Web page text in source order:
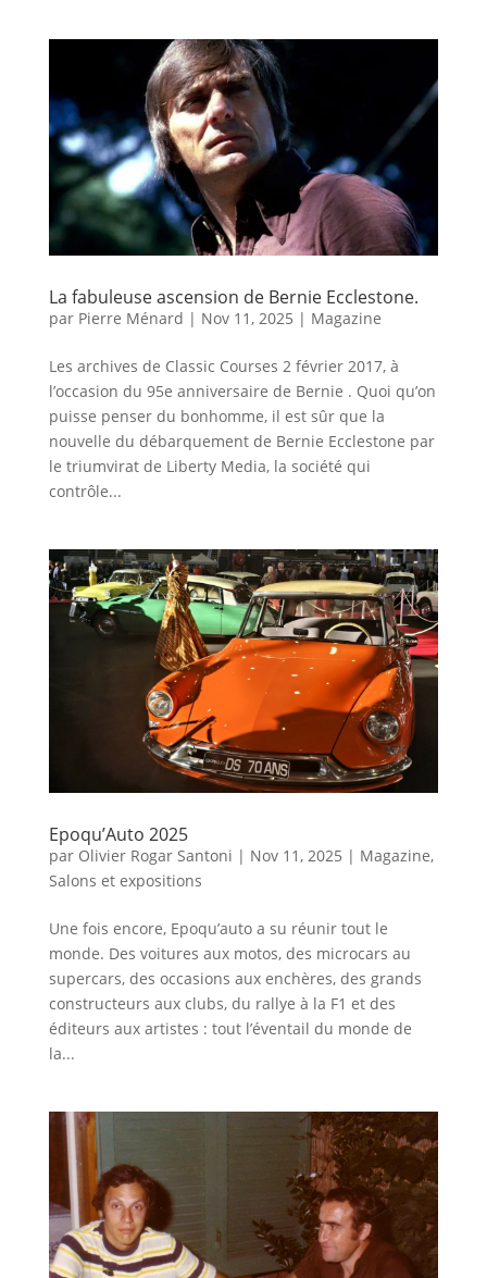
La fabuleuse ascension de Bernie Ecclestone.
par Pierre Ménard | Nov 11, 2025 | Magazine
Les archives de Classic Courses 2 février 2017, à
l’occasion du 95e anniversaire de Bernie . Quoi qu’on
puisse penser du bonhomme, il est sûr que la
nouvelle du débarquement de Bernie Ecclestone par
le triumvirat de Liberty Media, la société qui
contrôle...
Epoqu’Auto 2025
par Olivier Rogar Santoni | Nov 11, 2025 | Magazine,
Salons et expositions
Une fois encore, Epoqu’auto a su réunir tout le
monde. Des voitures aux motos, des microcars au
supercars, des occasions aux enchères, des grands
constructeurs aux clubs, du rallye à la F1 et des
éditeurs aux artistes : tout l’éventail du monde de
la...